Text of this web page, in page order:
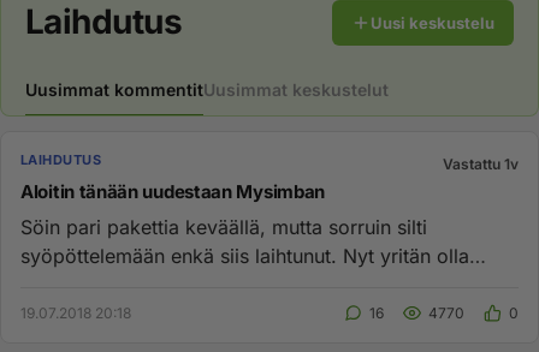
Laihdutus Uusi keskustelu
Uusimmat kommentitUusimmat keskustelut
LAIHDUTUS Vastattu 1v
Aloitin tänään uudestaan Mysimban
Söin pari pakettia keväällä, mutta sorruin silti
syöpöttelemään enkä siis laihtunut. Nyt yritän olla
19.07.2018 20:18 16 4770 0